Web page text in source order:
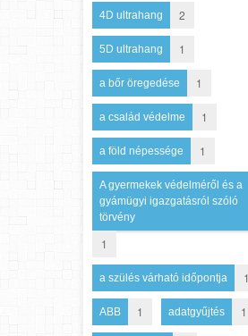
4D ultrahang 2
5D ultrahang 1
a bőr öregedése 1
a család védelme 1
a föld népessége 1
A gyermekek védelméről és a
gyámügyi igazgatásról szóló
törvény
1
a szülés várható időpontja 1
ABB 1 adatgyűjtés 1